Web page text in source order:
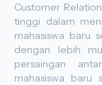
Customer
tinggi dalam
mahasiswa baru
dengan lebih
persaingan
mahasiswa